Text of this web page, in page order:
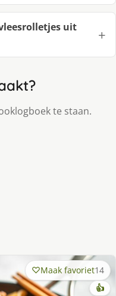
uit
te staan.
Maak favoriet14
👍